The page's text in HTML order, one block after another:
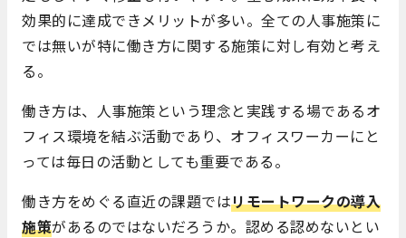
効果的に達成できメリットが多い。全ての人事施策に
では無いが特に働き方に関する施策に対し有効と考え
る。
働き方は、人事施策という理念と実践する場であるオ
フィス環境を結ぶ活動であり、オフィスワーカーにと
っては毎日の活動としても重要である。
働き方をめぐる直近の課題ではリモートワークの導入
施策があるのではないだろうか。認める認めないとい